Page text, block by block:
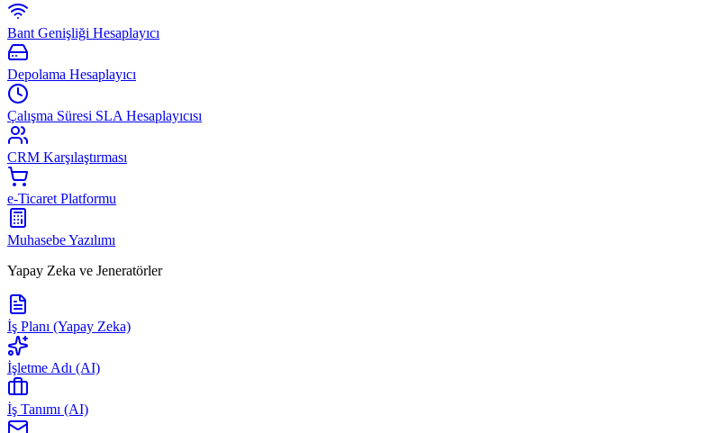
Bant Genişliği Hesaplayıcı
Depolama Hesaplayıcı
Çalışma Süresi SLA Hesaplayıcısı
CRM Karşılaştırması
e-Ticaret Platformu
Muhasebe Yazılımı
Yapay Zeka ve Jeneratörler
İş Planı (Yapay Zeka)
İşletme Adı (AI)
İş Tanımı (AI)